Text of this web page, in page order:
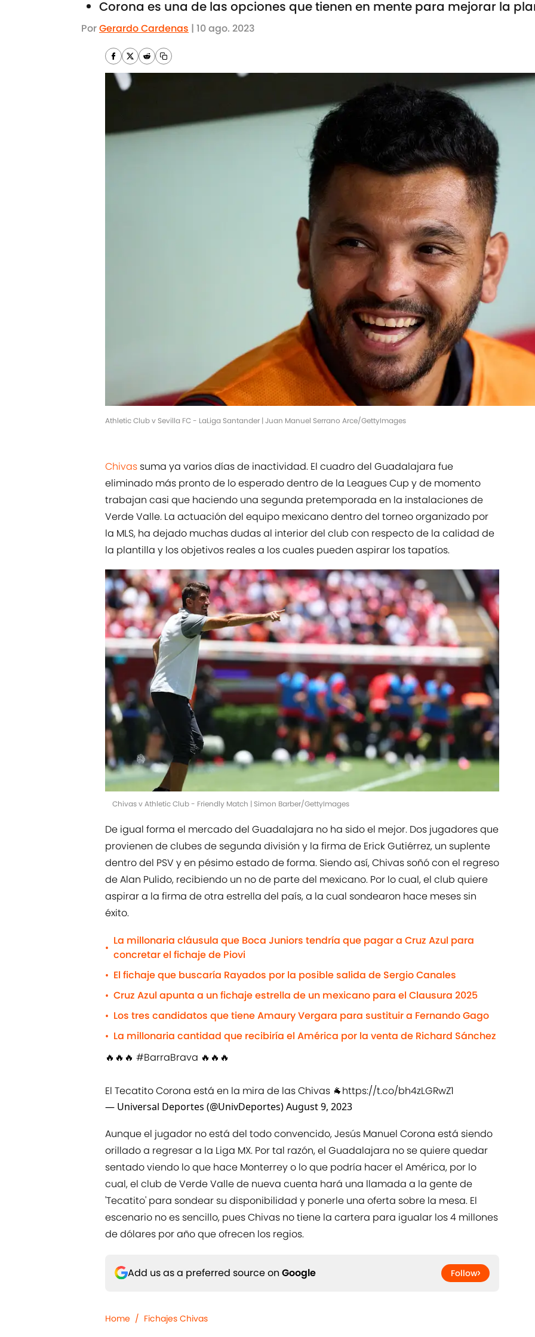
Corona es una de las opciones que tienen en mente para mejorar la
PorGerardo Cardenas | 10 ago. 2023
Athletic Club v Sevilla FC - LaLiga Santander | Juan Manuel Serrano Arce/GettyImages
Chivas suma ya varios días de inactividad. El cuadro del Guadalajara fue
eliminado más pronto de lo esperado dentro de la Leagues Cup y de momento
trabajan casi que haciendo una segunda pretemporada en la instalaciones de
Verde Valle. La actuación del equipo mexicano dentro del torneo organizado por
la MLS, ha dejado muchas dudas al interior del club con respecto de la calidad de
la plantilla y los objetivos reales a los cuales pueden aspirar los tapatíos.
Chivas v Athletic Club - Friendly Match | Simon Barber/GettyImages
De igual forma el mercado del Guadalajara no ha sido el mejor. Dos jugadores que
provienen de clubes de segunda división y la firma de Erick Gutiérrez, un suplente
dentro del PSV y en pésimo estado de forma. Siendo así, Chivas soñó con el regreso
de Alan Pulido, recibiendo un no de parte del mexicano. Por lo cual, el club quiere
aspirar a la firma de otra estrella del país, a la cual sondearon hace meses sin
éxito.
•
La millonaria cláusula que Boca Juniors tendría que pagar a Cruz Azul para
concretar el fichaje de Piovi
• El fichaje que buscaría Rayados por la posible salida de Sergio Canales
• Cruz Azul apunta a un fichaje estrella de un mexicano para el Clausura 2025
• Los tres candidatos que tiene Amaury Vergara para sustituir a Fernando Gago
• La millonaria cantidad que recibiría el América por la venta de Richard Sánchez
🔥🔥🔥 #BarraBrava 🔥🔥🔥
El Tecatito Corona está en la mira de las Chivas 🐐https://t.co/bh4zLGRwZ1
— Universal Deportes (@UnivDeportes)August 9, 2023
Aunque el jugador no está del todo convencido, Jesús Manuel Corona está siendo
orillado a regresar a la Liga MX. Por tal razón, el Guadalajara no se quiere quedar
sentado viendo lo que hace Monterrey o lo que podría hacer el América, por lo
cual, el club de Verde Valle de nueva cuenta hará una llamada a la gente de
'Tecatito' para sondear su disponibilidad y ponerle una oferta sobre la mesa. El
escenario no es sencillo, pues Chivas no tiene la cartera para igualar los 4 millones
de dólares por año que ofrecen los regios.
Add us as a preferred source on Google Follow
Home / Fichajes Chivas